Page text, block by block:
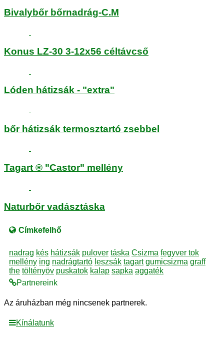
Bivalybőr bőrnadrág-C.M
Konus LZ-30 3-12x56 céltávcső
Lóden hátizsák - "extra"
bőr hátizsák termosztartó zsebbel
Tagart ® "Castor" mellény
Naturbőr vadásztáska
Címkefelhő
nadrag kés hátizsák pulover táska Csizma fegyver tok
mellény ing nadrágtartó leszsák tagart gumicsizma graff
the töltényöv puskatok kalap sapka aggaték
Partnereink
Az áruházban még nincsenek partnerek.
Kínálatunk